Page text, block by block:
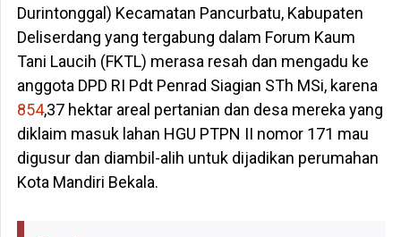
Durintonggal) Kecamatan Pancurbatu, Kabupaten
Deliserdang yang tergabung dalam Forum Kaum
Tani Laucih (FKTL) merasa resah dan mengadu ke
anggota DPD RI Pdt Penrad Siagian STh MSi, karena
854,37 hektar areal pertanian dan desa mereka yang
diklaim masuk lahan HGU PTPN II nomor 171 mau
digusur dan diambil-alih untuk dijadikan perumahan
Kota Mandiri Bekala.